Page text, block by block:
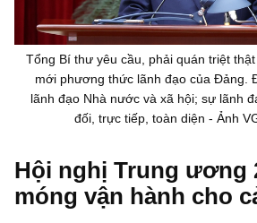
Tổng Bí thư yêu cầu, phải quán triệt
mới phương thức lãnh đạo của Đảng.
lãnh đạo Nhà nước và xã hội; sự lãnh
đối, trực tiếp, toàn diện - Ảnh
Hội nghị Trung ương
móng vận hành cho